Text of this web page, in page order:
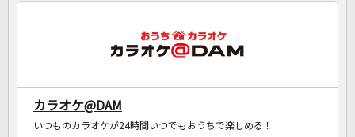
カラオケ@DAM
いつものカラオケが24時間いつでもおうちで楽しめる！